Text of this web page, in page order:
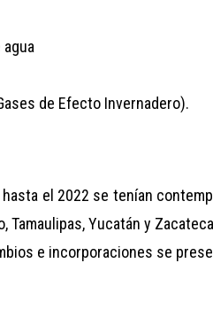
de Efecto Invernadero).
el 2022 se tenían
Tamaulipas, Yucatán y
e incorporaciones se